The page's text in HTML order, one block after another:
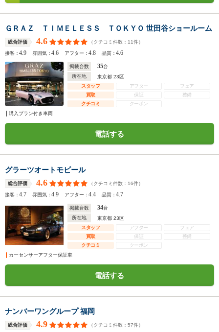
ＧＲＡＺ ＴＩＭＥＬＥＳＳ ＴＯＫＹＯ 世田谷ショールーム
総合評価 4.6 （クチコミ件数： 11件）
接客：4.9 雰囲気：4.6 アフター：4.8 品質：4.6
掲載台数 35台
所在地
東京都 23区
スタッフ
アフター
フェア
買取
保証
整備
クチコミ
クーポン
購入プラン付き車両
電話する
グラーツオートモビール
総合評価 4.6 （クチコミ件数： 16件）
接客：4.7 雰囲気：4.9 アフター：4.4 品質：4.7
掲載台数 34台
所在地
東京都 23区
スタッフ
アフター
フェア
買取
保証
整備
クチコミ
クーポン
カーセンサーアフター保証車
電話する
ナンバーワングループ 福岡
総合評価 4.9 （クチコミ件数： 57件）